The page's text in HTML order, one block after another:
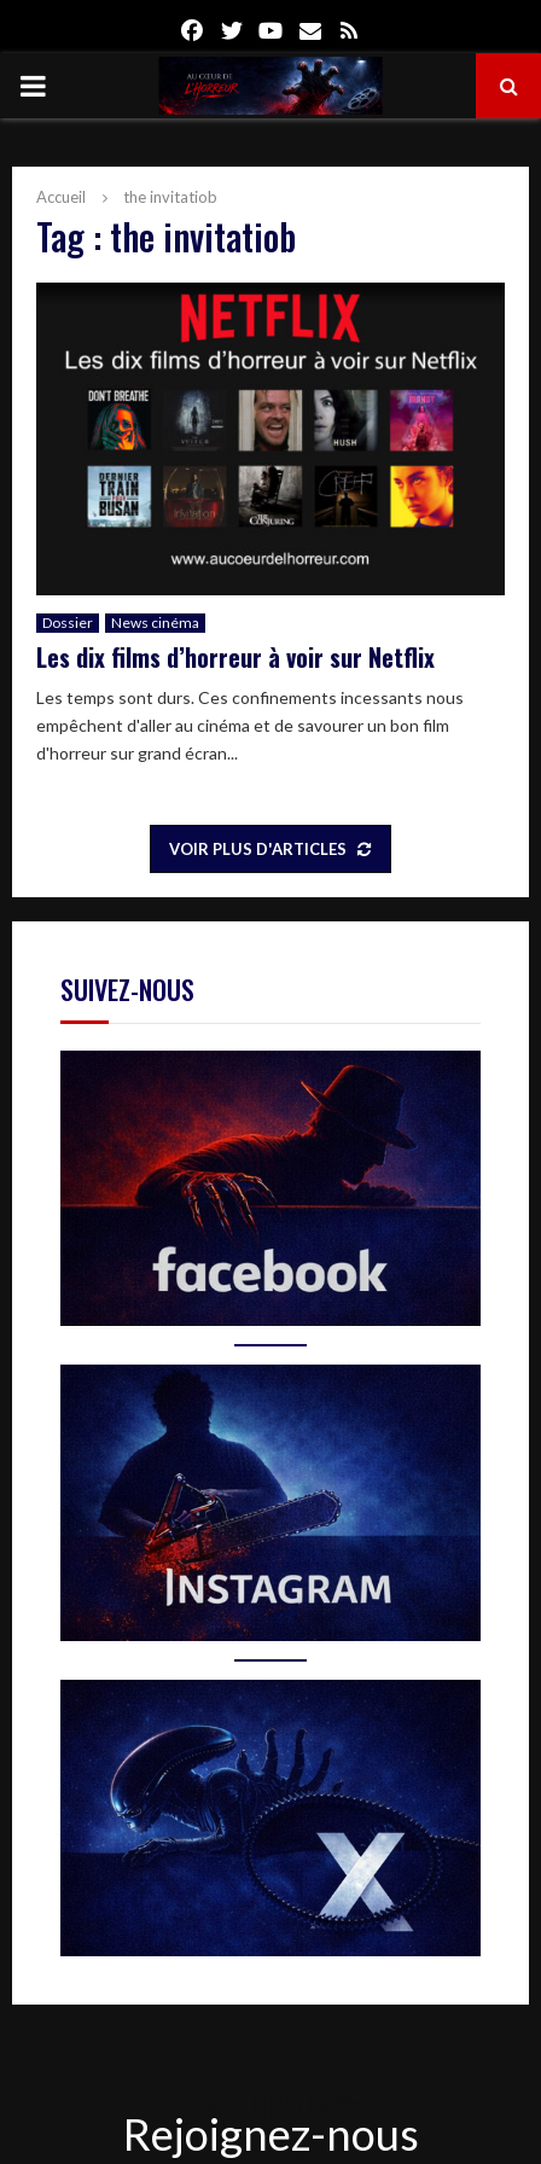
FacebookTwitterYoutube
Email
PRIMARY
Accueil the invitatiob
Tag : the invitatiob
Dossier News cinéma
Les dix films d’horreur à voir sur Netflix
Les temps sont durs. Ces confinements incessants nous
empêchent d'aller au cinéma et de savourer un bon film
d'horreur sur grand écran...
VOIR PLUS D'ARTICLES
SUIVEZ-NOUS
nous
Rejoignez-nous